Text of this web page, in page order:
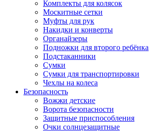
Комплекты для колясок
Москитные сетки
Муфты для рук
Накидки и конверты
Органайзеры
Подножки для второго ребёнка
Подстаканники
Сумки
Сумки для транспортировки
Чехлы на колеса
Безопасность
Вожжи детские
Ворота безопасности
Защитные приспособления
Очки солнцезащитные